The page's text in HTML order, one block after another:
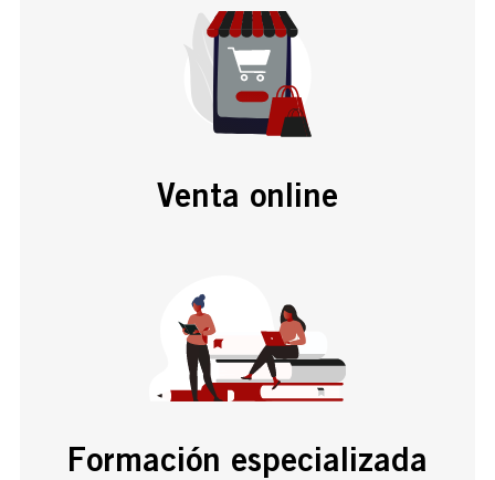
Venta online
Formación especializada